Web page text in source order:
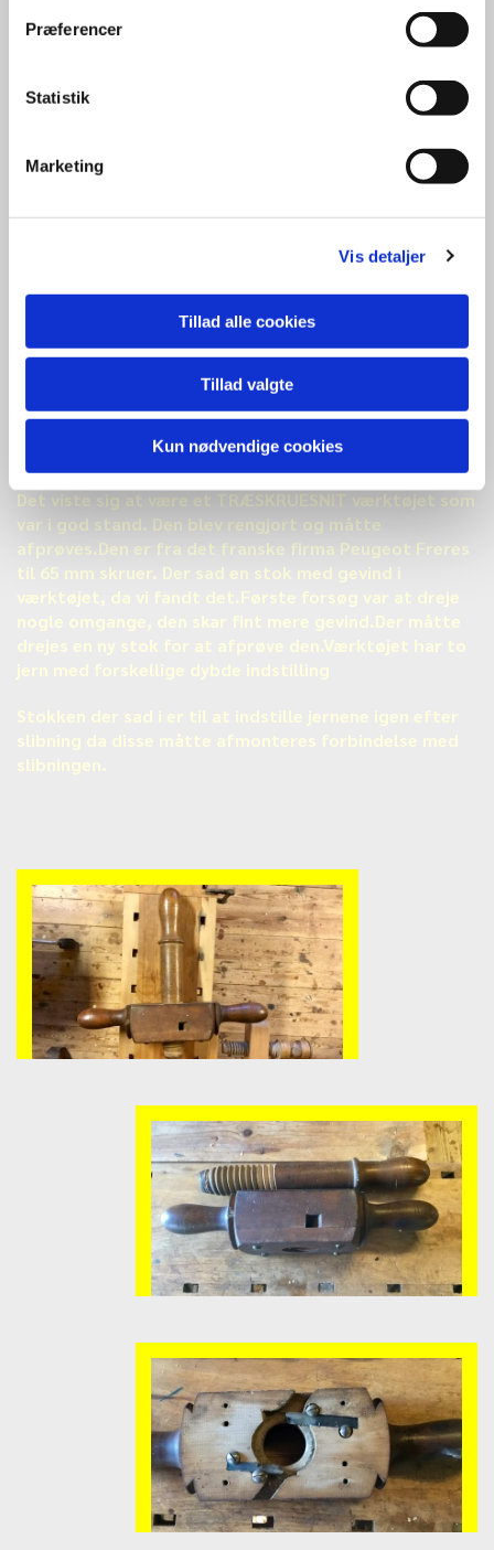
Præferencer
Statistik
Marketing
Vis detaljer
Tillad alle cookies
Tillad valgte
Kun nødvendige cookies
MÅNEDENS
Er fundet i en kasse med meget andet i maskinhallen,
men var dog lidt interesant måtte undersøges lidt
Det viste sig at være et TRÆSKRUESNIT værktøjet som
var i god stand. Den blev rengjort og måtte
afprøves.Den er fra det franske firma Peugeot Freres
til 65 mm skruer. Der sad en stok med gevind i